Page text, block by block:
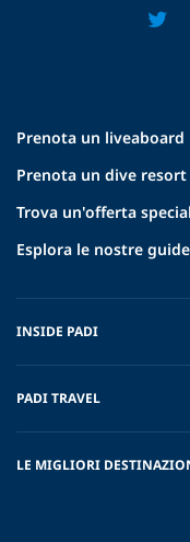
Prenota un liveaboard
Prenota un dive resort
Trova un'offerta
Esplora le nostre
INSIDE PADI
PADI TRAVEL
LE MIGLIORI